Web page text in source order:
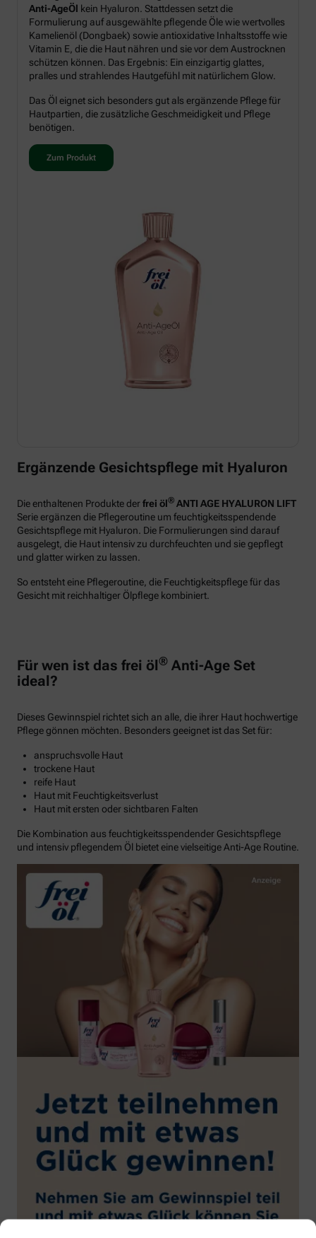
Anti-AgeÖl kein Hyaluron. Stattdessen setzt die
Formulierung auf ausgewählte pflegende Öle wie wertvolles
Kamelienöl (Dongbaek) sowie antioxidative Inhaltsstoffe wie
Vitamin E, die die Haut nähren und sie vor dem Austrocknen
schützen können. Das Ergebnis: Ein einzigartig glattes,
pralles und strahlendes Hautgefühl mit natürlichem Glow.
Das Öl eignet sich besonders gut als ergänzende Pflege für
Hautpartien, die zusätzliche Geschmeidigkeit und Pflege
benötigen.
Zum Produkt
Ergänzende Gesichtspflege mit Hyaluron
Die enthaltenen Produkte derfrei öl® ANTI AGE HYALURON LIFT
Serie ergänzen die Pflegeroutine um feuchtigkeitsspendende
Gesichtspflege mit Hyaluron. Die Formulierungen sind darauf
ausgelegt, die Haut intensiv zu durchfeuchten und sie gepflegt
und glatter wirken zu lassen.
So entsteht eine Pflegeroutine, die Feuchtigkeitspflege für das
Gesicht mit reichhaltiger Ölpflege kombiniert.
Für wen ist das frei öl® Anti-Age Set
ideal?
Dieses Gewinnspiel richtet sich an alle, die ihrer Haut hochwertige
Pflege gönnen möchten. Besonders geeignet ist das Set für:
anspruchsvolle Haut
trockene Haut
reife Haut
Haut mit Feuchtigkeitsverlust
Haut mit ersten oder sichtbaren Falten
Die Kombination aus feuchtigkeitsspendender Gesichtspflege
und intensiv pflegendem Öl bietet eine vielseitige Anti-Age Routine.